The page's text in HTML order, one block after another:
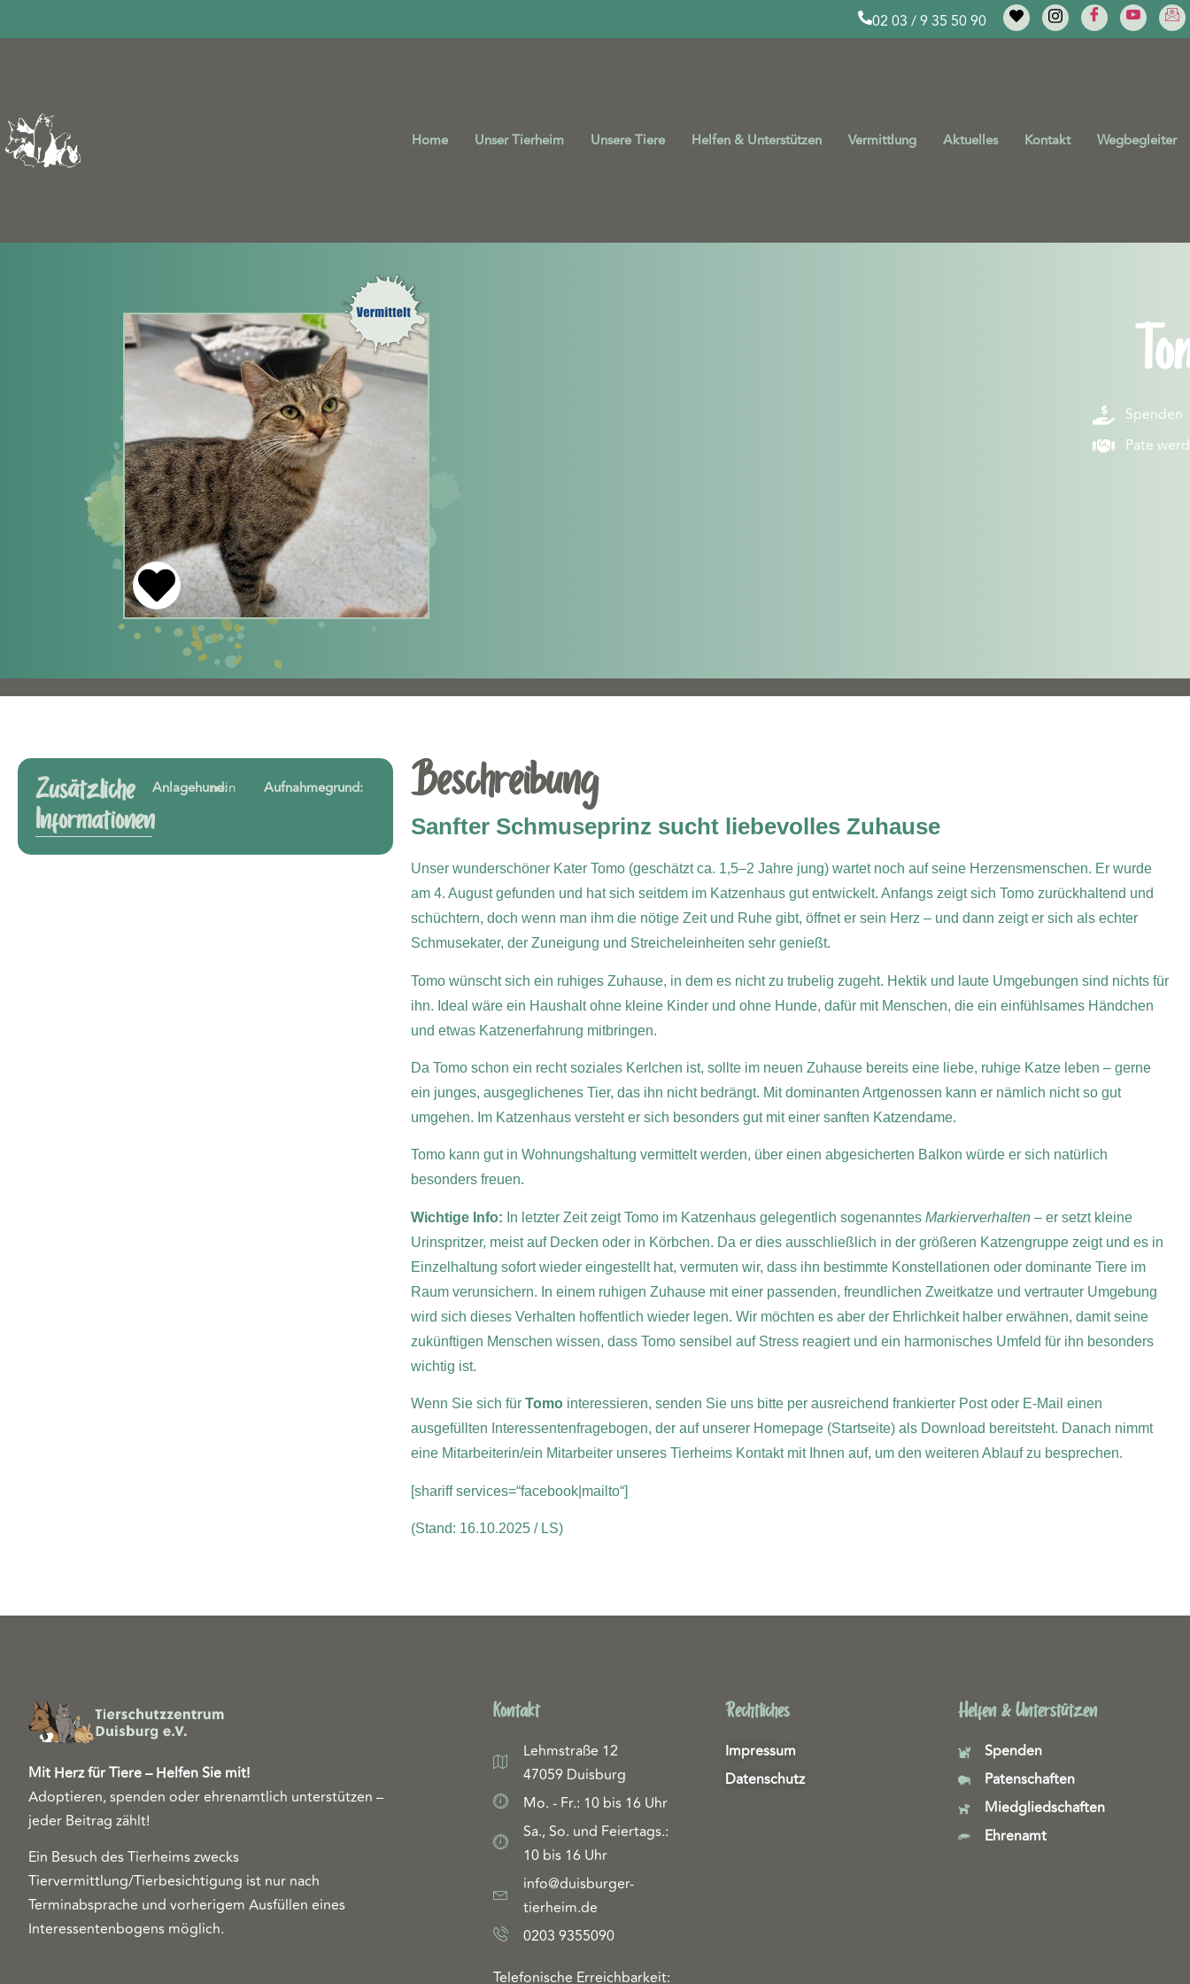
02 03 / 9 35 50 90
Home Unser Tierheim Unsere Tiere Helfen & Unterstützen Vermittlung Aktuelles Kontakt Wegbegleiter
Spenden
Pate
Zusätzliche
Informationen
Anlagehund:
nein Aufnahmegrund: Beschreibung
Sanfter Schmuseprinz sucht liebevolles Zuhause
Unser wunderschöner Kater Tomo (geschätzt ca. 1,5–2 Jahre jung) wartet noch auf seine Herzensmenschen. Er wurde
am 4. August gefunden und hat sich seitdem im Katzenhaus gut entwickelt. Anfangs zeigt sich Tomo zurückhaltend und
schüchtern, doch wenn man ihm die nötige Zeit und Ruhe gibt, öffnet er sein Herz – und dann zeigt er sich als echter
Schmusekater, der Zuneigung und Streicheleinheiten sehr genießt.
Tomo wünscht sich ein ruhiges Zuhause, in dem es nicht zu trubelig zugeht. Hektik und laute Umgebungen sind nichts für
ihn. Ideal wäre ein Haushalt ohne kleine Kinder und ohne Hunde, dafür mit Menschen, die ein einfühlsames Händchen
und etwas Katzenerfahrung mitbringen.
Da Tomo schon ein recht soziales Kerlchen ist, sollte im neuen Zuhause bereits eine liebe, ruhige Katze leben – gerne
ein junges, ausgeglichenes Tier, das ihn nicht bedrängt. Mit dominanten Artgenossen kann er nämlich nicht so gut
umgehen. Im Katzenhaus versteht er sich besonders gut mit einer sanften Katzendame.
Tomo kann gut in Wohnungshaltung vermittelt werden, über einen abgesicherten Balkon würde er sich natürlich
besonders freuen.
Wichtige Info: In letzter Zeit zeigt Tomo im Katzenhaus gelegentlich sogenanntes Markierverhalten– er setzt kleine
Urinspritzer, meist auf Decken oder in Körbchen. Da er dies ausschließlich in der größeren Katzengruppe zeigt und es in
Einzelhaltung sofort wieder eingestellt hat, vermuten wir, dass ihn bestimmte Konstellationen oder dominante Tiere im
Raum verunsichern. In einem ruhigen Zuhause mit einer passenden, freundlichen Zweitkatze und vertrauter Umgebung
wird sich dieses Verhalten hoffentlich wieder legen. Wir möchten es aber der Ehrlichkeit halber erwähnen, damit seine
zukünftigen Menschen wissen, dass Tomo sensibel auf Stress reagiert und ein harmonisches Umfeld für ihn besonders
wichtig ist.
Wenn Sie sich fürTomo interessieren, senden Sie uns bitte per ausreichend frankierter Post oder E-Mail einen
ausgefüllten Interessentenfragebogen, der auf unserer Homepage (Startseite) als Download bereitsteht. Danach nimmt
eine Mitarbeiterin/ein Mitarbeiter unseres Tierheims Kontakt mit Ihnen auf, um den weiteren Ablauf zu besprechen.
[shariff services=“facebook|mailto“]
(Stand: 16.10.2025 / LS)
Mit Herz für Tiere – Helfen Sie mit!
Adoptieren, spenden oder ehrenamtlich unterstützen –
jeder Beitrag zählt!
Ein Besuch des Tierheims zwecks
Tiervermittlung/Tierbesichtigung ist nur nach
Terminabsprache und vorherigem Ausfüllen eines
Interessentenbogens möglich.
Kontakt
Lehmstraße 12
47059 Duisburg
Mo. - Fr.: 10 bis 16 Uhr
Sa., So. und Feiertags.:
10 bis 16 Uhr
info@duisburger-
tierheim.de
0203 9355090
Telefonische Erreichbarkeit:
Rechtliches
Impressum
Datenschutz
Helfen & Unterstützen
Spenden
Patenschaften
Miedgliedschaften
Ehrenamt